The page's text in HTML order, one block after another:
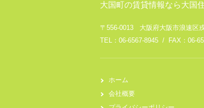
大国町の賃貸情報なら大国
〒556-0013 大阪府大阪市浪速区
TEL：06-6567-8945 / FAX：06-
ホーム
会社概要